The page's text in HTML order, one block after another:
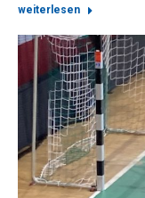
weiterlesen